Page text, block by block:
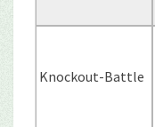
Knockout-Battle